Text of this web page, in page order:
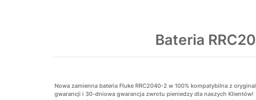
Bateria
Nowa zamienna bateria Fluke RRC2040-2 w 100% kompatybilna z
gwarancji i 30-dniowa gwarancja zwrotu pieniedzy dla naszych Klientów!